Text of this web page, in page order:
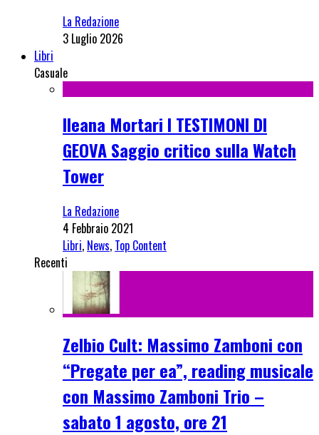
La Redazione
3 Luglio 2026
Libri
Casuale
Ileana Mortari I TESTIMONI DI
GEOVA Saggio critico sulla Watch
Tower
La Redazione
4 Febbraio 2021
Libri, News, Top Content
Recenti
Zelbio Cult: Massimo Zamboni con
“Pregate per ea”, reading musicale
con Massimo Zamboni Trio –
sabato 1 agosto, ore 21